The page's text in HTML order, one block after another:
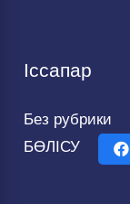
Іссапар
Без рубрики
БӨЛІСУ